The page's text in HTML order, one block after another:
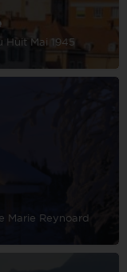
Huit Mai 1945
Marie Reynoard